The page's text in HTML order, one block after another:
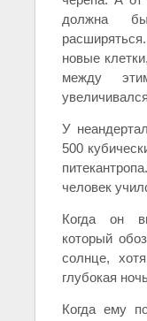
должна
новые
между
У
500
человек
Когда он
который
солнце,
глубокая
Когда ему